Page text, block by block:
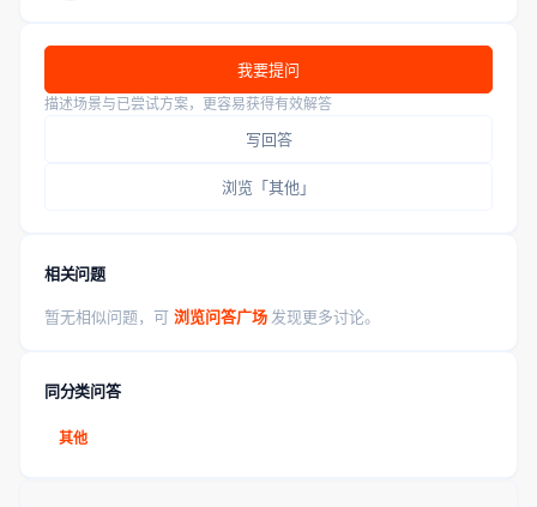
我要提问
描述场景与已尝试方案，更容易获得有效解答
写回答
浏览「其他」
相关问题
暂无相似问题，可 浏览问答广场 发现更多讨论。
同分类问答
其他